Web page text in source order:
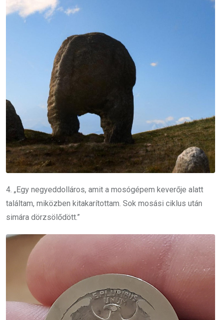
4. „Egy negyeddolláros, amit a mosógépem keverője alatt
találtam, miközben kitakarítottam. Sok mosási ciklus után
simára dörzsölődött.”